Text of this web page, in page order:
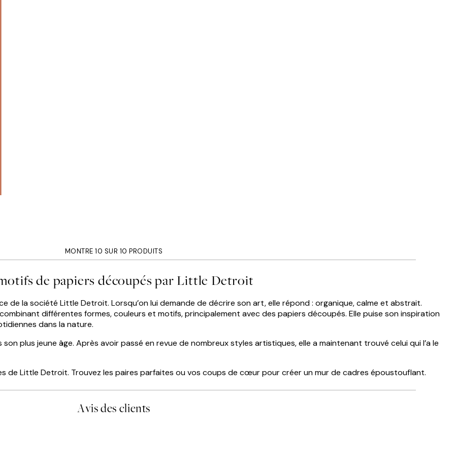
MONTRE 10 SUR 10 PRODUITS
de papiers découpés par Little Detroit
de la société Little Detroit. Lorsqu’on lui demande de décrire son art, elle répond : organique, calme et abstrait.
différentes formes, couleurs et motifs, principalement avec des papiers découpés. Elle puise son inspiration
dans la nature.
plus jeune âge. Après avoir passé en revue de nombreux styles artistiques, elle a maintenant trouvé celui qui l’a le
de Little Detroit. Trouvez les paires parfaites ou vos coups de cœur pour créer un mur de cadres époustouflant.
Avis des clients